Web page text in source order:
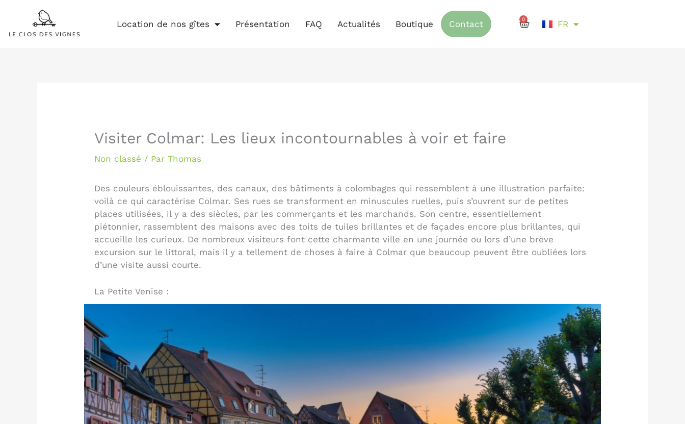
contenu
Location de nos gîtes Présentation FAQ Actualités Boutique Contact 0
Cart FR
DE
Visiter Colmar: Les lieux incontournables à voir et faire
Non classé / ParThomas
Des couleurs éblouissantes, des canaux, des bâtiments à colombages qui ressemblent à une illustration parfaite:
voilà ce qui caractérise Colmar. Ses rues se transforment en minuscules ruelles, puis s’ouvrent sur de petites
places utilisées, il y a des siècles, par les commerçants et les marchands. Son centre, essentiellement
piétonnier, rassemblent des maisons avec des toits de tuiles brillantes et de façades encore plus brillantes, qui
accueille les curieux. De nombreux visiteurs font cette charmante ville en une journée ou lors d’une brève
excursion sur le littoral, mais il y a tellement de choses à faire à Colmar que beaucoup peuvent être oubliées lors
d’une visite aussi courte.
La Petite Venise :